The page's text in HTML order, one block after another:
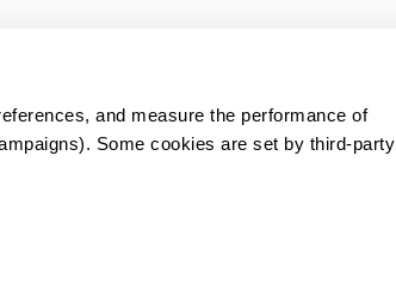
and measure the performance of
Some cookies are set by third-party